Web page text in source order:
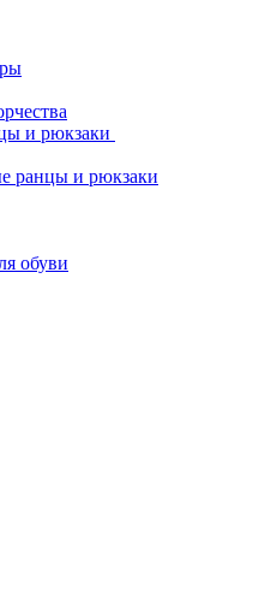
и рюкзаки
ранцы и рюкзаки
обуви